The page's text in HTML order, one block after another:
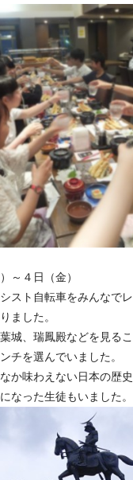
～４日（金）
スト自転車をみんなで
ました。
城、瑞鳳殿などを見る
チを選んでいました。
か味わえない日本の歴
なった生徒もいました。